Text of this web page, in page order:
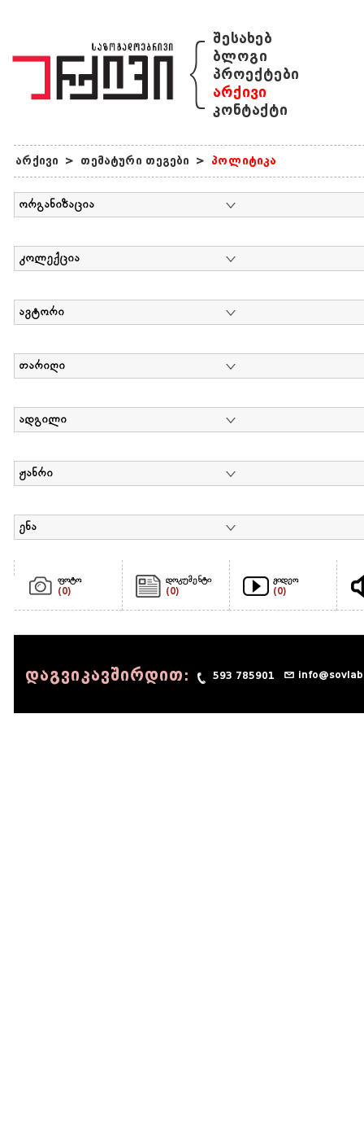
{ შესახებ
ბლოგი
პროექტები
არქივი
კონტაქტი
არქივი > თემატური თეგები > პოლიტიკა
ორგანიზაცია
კოლექცია
ავტორი
თარიღი
ადგილი
ჟანრი
ენა
ფოტო
(0)
დოკუმენტი
(0)
ვიდეო
(0)
დაგვიკავშირდით: 593 785901